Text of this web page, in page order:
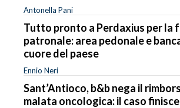
Antonella Pani
Tutto pronto a Perdaxius per la
patronale: area pedonale e
cuore del paese
Ennio Neri
Sant’Antioco, b&b nega il
malata oncologica: il caso